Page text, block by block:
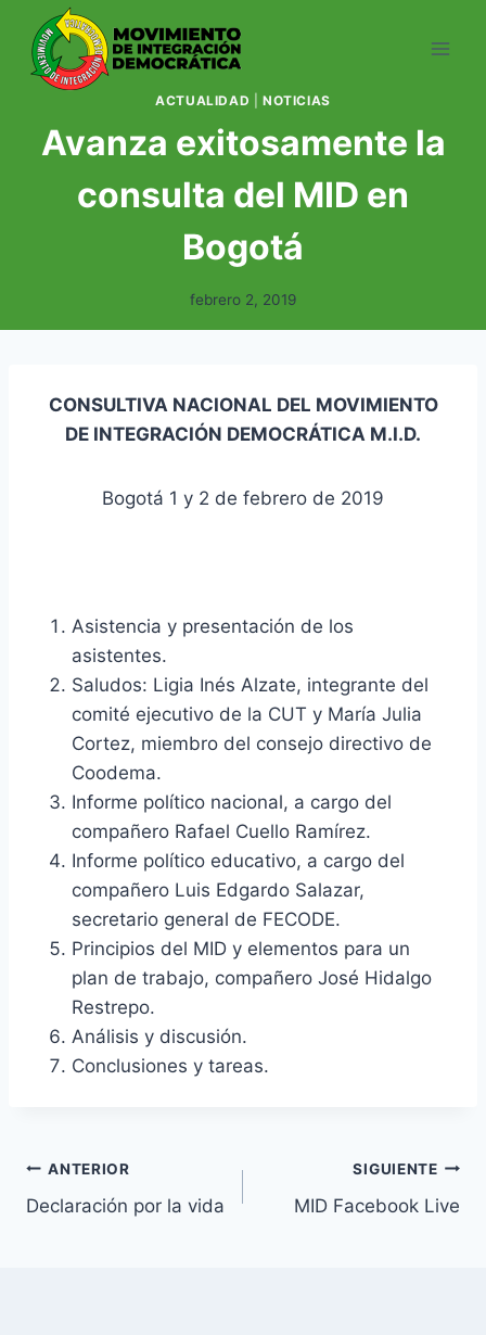
contenido
ACTUALIDAD NOTICIAS
Avanza exitosamente la
consulta del MID en
Bogotá
febrero 2, 2019
CONSULTIVA NACIONAL DEL MOVIMIENTO
DE INTEGRACIÓN DEMOCRÁTICA M.I.D.
Bogotá 1 y 2 de febrero de 2019
Asistencia y presentación de los
asistentes.
Saludos: Ligia Inés Alzate, integrante del
comité ejecutivo de la CUT y María Julia
Cortez, miembro del consejo directivo de
Coodema.
Informe político nacional, a cargo del
compañero Rafael Cuello Ramírez.
Informe político educativo, a cargo del
compañero Luis Edgardo Salazar,
secretario general de FECODE.
Principios del MID y elementos para un
plan de trabajo, compañero José Hidalgo
Restrepo.
Análisis y discusión.
Conclusiones y tareas.
Navegación
de
ANTERIOR
Declaración por la vida
SIGUIENTE
MID Facebook Live